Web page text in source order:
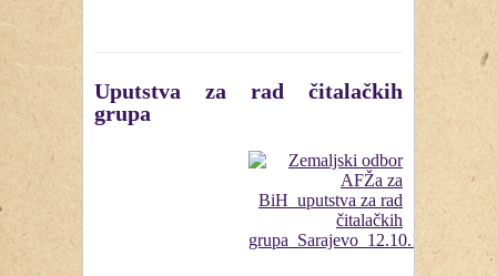
Uputstva za rad čitalačkih
grupa